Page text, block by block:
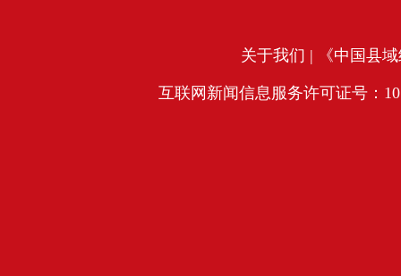
关于我们 | 《中国县
互联网新闻信息服务许可证号：